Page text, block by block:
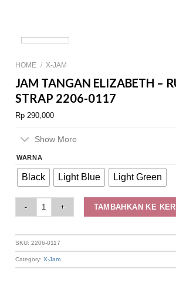
HOME / X-JAM
JAM TANGAN ELIZABETH –
STRAP 2206-0117
Rp 290,000
Show More
WARNA
Black Light Blue Light Green
TAMBAHKAN KE
SKU:2206-0117
Category:X-Jam